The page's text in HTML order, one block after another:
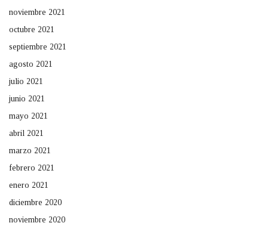
noviembre 2021
octubre 2021
septiembre 2021
agosto 2021
julio 2021
junio 2021
mayo 2021
abril 2021
marzo 2021
febrero 2021
enero 2021
diciembre 2020
noviembre 2020